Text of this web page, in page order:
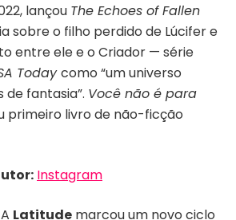
lançou The Echoes of Fallen
sobre o filho perdido de Lúcifer e
entre ele e o Criador — série
Todaycomo “um universo
fantasia”. Você não é para
primeiro livro de não-ficção
Instagram
A Latitude marcou um novo ciclo